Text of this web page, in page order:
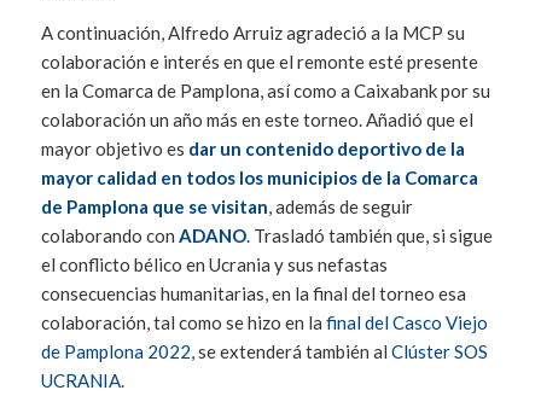
A continuación, Alfredo Arruiz agradeció a la MCP su
colaboración e interés en que el remonte esté presente
en la Comarca de Pamplona, así como a Caixabank por su
colaboración un año más en este torneo. Añadió que el
mayor objetivo es dar un contenido deportivo de la
mayor calidad en todos los municipios de la Comarca
de Pamplona que se visitan, además de seguir
colaborando con ADANO. Trasladó también que, si sigue
el conflicto bélico en Ucrania y sus nefastas
consecuencias humanitarias, en la final del torneo esa
colaboración, tal como se hizo en la final del Casco Viejo
de Pamplona 2022, se extenderá también al Clúster SOS
UCRANIA.